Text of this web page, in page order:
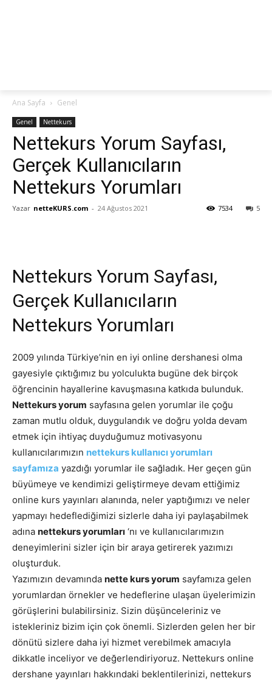
Ana Sayfa Genel
Genel Nettekurs
Nettekurs Yorum Sayfası,
Gerçek Kullanıcıların
Nettekurs Yorumları
Yazar netteKURS.com - 24 Ağustos 2021 5
7534
Nettekurs Yorum Sayfası,
Gerçek Kullanıcıların
Nettekurs Yorumları
2009 yılında Türkiye’nin en iyi online dershanesi olma
gayesiyle çıktığımız bu yolculukta bugüne dek birçok
öğrencinin hayallerine kavuşmasına katkıda bulunduk.
Nettekurs yorum sayfasına gelen yorumlar ile çoğu
zaman mutlu olduk, duygulandık ve doğru yolda devam
etmek için ihtiyaç duyduğumuz motivasyonu
kullanıcılarımızın nettekurs kullanıcı yorumları
sayfamıza yazdığı yorumlar ile sağladık. Her geçen gün
büyümeye ve kendimizi geliştirmeye devam ettiğimiz
online kurs yayınları alanında, neler yaptığımızı ve neler
yapmayı hedeflediğimizi sizlerle daha iyi paylaşabilmek
adına nettekurs yorumları ‘nı ve kullanıcılarımızın
deneyimlerini sizler için bir araya getirerek yazımızı
oluşturduk.
Yazımızın devamında nette kurs yorum sayfamıza gelen
yorumlardan örnekler ve hedeflerine ulaşan üyelerimizin
görüşlerini bulabilirsiniz. Sizin düşünceleriniz ve
istekleriniz bizim için çok önemli. Sizlerden gelen her bir
dönütü sizlere daha iyi hizmet verebilmek amacıyla
dikkatle inceliyor ve değerlendiriyoruz. Nettekurs online
dershane yayınları hakkındaki beklentilerinizi, nettekurs